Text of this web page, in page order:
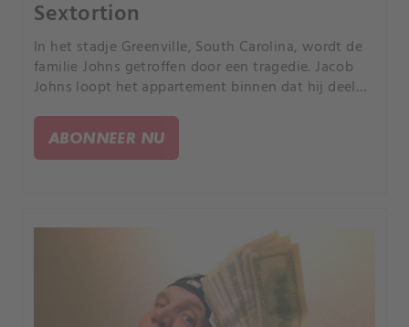
Sextortion
In het stadje Greenville, South Carolina, wordt de
familie Johns getroffen door een tragedie. Jacob
Johns loopt het appartement binnen dat hij deelde
ABONNEER NU